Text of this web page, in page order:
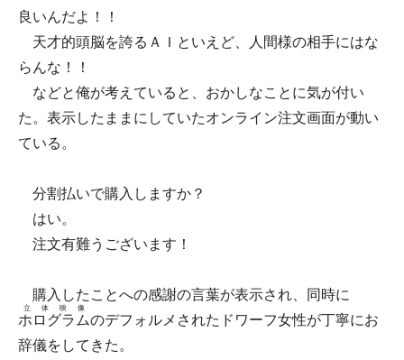
良いんだよ！！
天才的頭脳を誇るＡＩといえど、人間様の相手にはな
らんな！！
などと俺が考えていると、おかしなことに気が付い
た。表示したままにしていたオンライン注文画面が動い
ている。
分割払いで購入しますか？
はい。
注文有難うございます！
購入したことへの感謝の言葉が表示され、同時に
ホログラム
立体映像
のデフォルメされたドワーフ女性が丁寧にお
辞儀をしてきた。